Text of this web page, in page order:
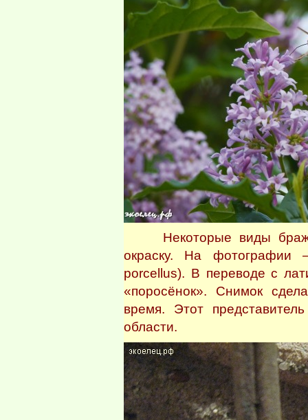
Некоторые виды
окраску. На
porcellus). В переводе с
«поросёнок». Снимок
время. Этот
области.